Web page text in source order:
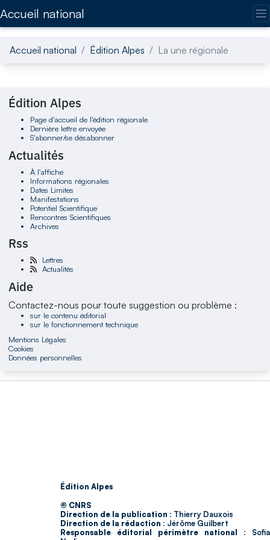
Accueil national
Accueil national Édition Alpes La une régionale
Édition Alpes
Page d'accueil de l'édition régionale
Dernière lettre envoyée
S'abonner/se désabonner
Actualités
À l'affiche
Informations régionales
Dates Limites
Manifestations
Potentiel Scientifique
Rencontres Scientifiques
Archives
Rss
Lettres
Actualités
Aide
Contactez-nous pour toute suggestion ou problème :
sur le contenu éditorial
sur le fonctionnement technique
Mentions Légales
Cookies
Données personnelles
Édition Alpes
© CNRS
Direction de la publication : Thierry Dauxois
Direction de la rédaction : Jérôme Guilbert
Responsable éditorial périmètre national : Sofia